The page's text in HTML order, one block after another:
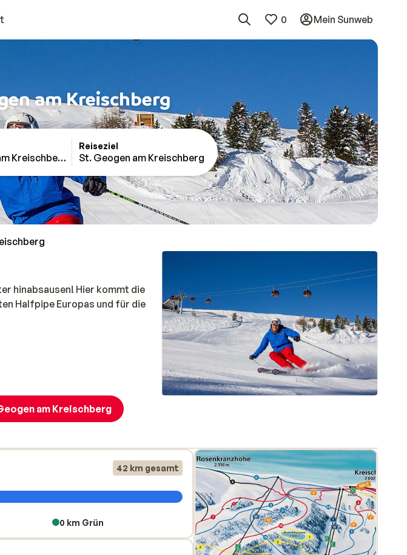
0 Mein Sunweb
am Kreischberg
Kreischberg
Reiseziel
St. Geogen am Kreischberg
hinabsausen! Hier kommt die
Halfpipe Europas und für die
am Kreischberg
42 km gesamt
0 km Grün